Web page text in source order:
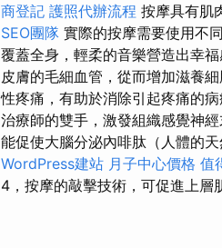
商登記 護照代辦流程 按摩具有肌
SEO團隊 實際的按摩需要使用不
覆蓋全身，輕柔的音樂營造出幸福
皮膚的毛細血管，從而增加滋養
性疼痛，有助於消除引起疼痛的
治療師的雙手，激發組織感覺神
能促使大腦分泌內啡肽（人體的
WordPress建站 月子中心價格 值
4，按摩的敲擊技術，可促進上層